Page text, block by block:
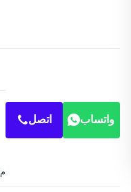
م²
اتصل واتساب